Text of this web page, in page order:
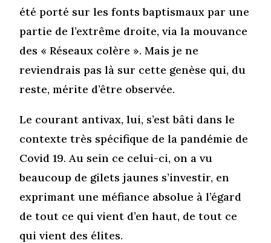
été porté sur les fonts baptismaux par une
partie de l’extrême droite, via la mouvance
des « Réseaux colère ». Mais je ne
reviendrais pas là sur cette genèse qui, du
reste, mérite d’être observée.
Le courant antivax, lui, s’est bâti dans le
contexte très spécifique de la pandémie de
Covid 19. Au sein ce celui-ci, on a vu
beaucoup de gilets jaunes s’investir, en
exprimant une méfiance absolue à l’égard
de tout ce qui vient d’en haut, de tout ce
qui vient des élites.